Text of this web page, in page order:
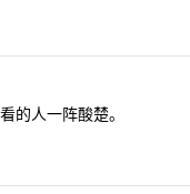
的人一阵酸楚。